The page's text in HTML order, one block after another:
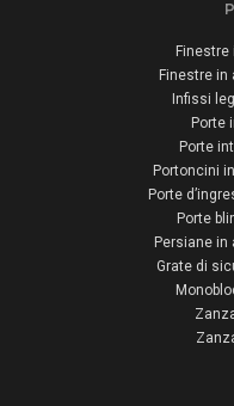
Finestre
Finestre
Infissi
Porte
Porte
Portoncini
Porte
Porte
Persiane in
Grate di